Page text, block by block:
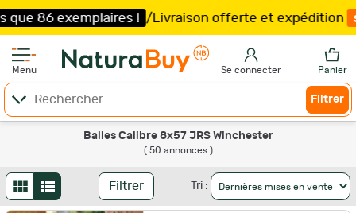
! /Livraison offerte et expédition sous 5 jours
Menu Se connecter Panier
Filtrer
Balles Calibre 8x57 JRS Winchester
( 50 annonces )
Filtrer Tri :